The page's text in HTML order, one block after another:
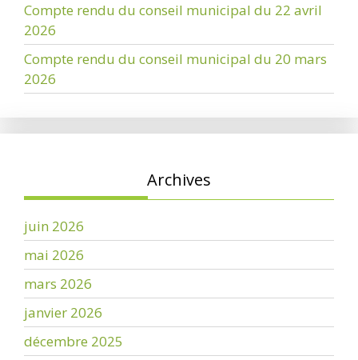
Compte rendu du conseil municipal du 22 avril
2026
Compte rendu du conseil municipal du 20 mars
2026
Archives
juin 2026
mai 2026
mars 2026
janvier 2026
décembre 2025